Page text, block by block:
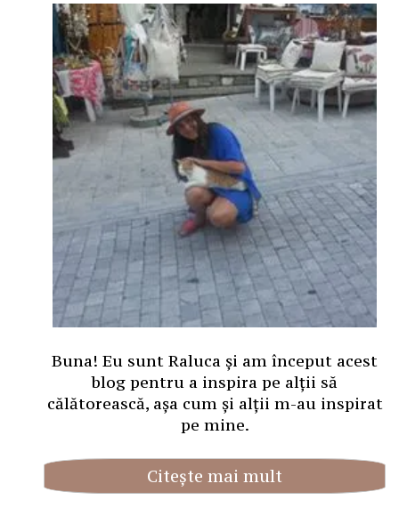
Buna! Eu sunt Raluca și am început acest
blog pentru a inspira pe alții să
călătorească, așa cum și alții m-au inspirat
pe mine.
Citește mai mult